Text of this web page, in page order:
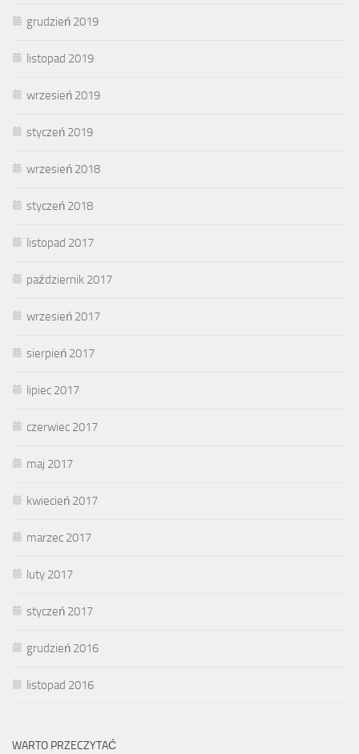
grudzień 2019
listopad 2019
wrzesień 2019
styczeń 2019
wrzesień 2018
styczeń 2018
listopad 2017
październik 2017
wrzesień 2017
sierpień 2017
lipiec 2017
czerwiec 2017
maj 2017
kwiecień 2017
marzec 2017
luty 2017
styczeń 2017
grudzień 2016
listopad 2016
WARTO PRZECZYTAĆ